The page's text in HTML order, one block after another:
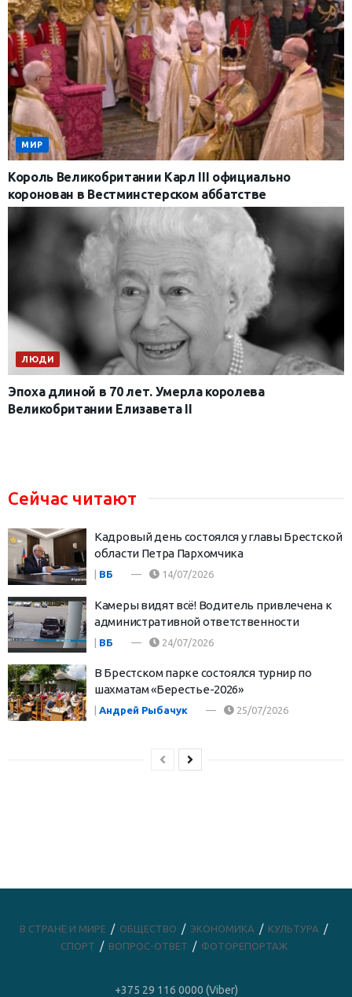
МИР
Король Великобритании Карл III официально
коронован в Вестминстерском аббатстве
ЛЮДИ
Эпоха длиной в 70 лет. Умерла королева
Великобритании Елизавета II
Сейчас читают
Кадровый день состоялся у главы Брестской
области Петра Пархомчика
ВБ 14/07/2026
Камеры видят всё! Водитель привлечена к
административной ответственности
ВБ 24/07/2026
В Брестском парке состоялся турнир по
шахматам «Берестье-2026»
Андрей Рыбачук 25/07/2026
В СТРАНЕ И МИРЕ ОБЩЕСТВО ЭКОНОМИКА
КУЛЬТУРА
СПОРТ
ВОПРОС-ОТВЕТ ФОТОРЕПОРТАЖ
+375 29 116 0000 (Viber)